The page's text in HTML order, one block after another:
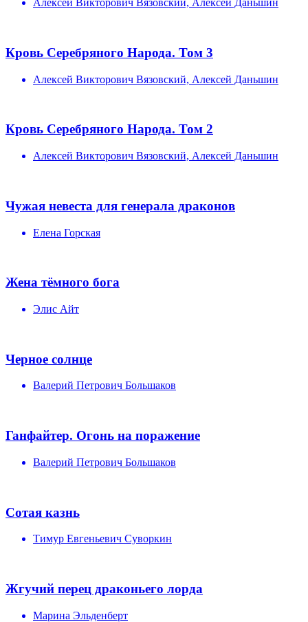
Алексей Викторович Вязовский, Алексей Даньшин
Кровь Серебряного Народа. Том 3
Алексей Викторович Вязовский, Алексей Даньшин
Кровь Серебряного Народа. Том 2
Алексей Викторович Вязовский, Алексей Даньшин
Чужая невеста для генерала драконов
Елена Горская
Жена тёмного бога
Элис Айт
Черное солнце
Валерий Петрович Большаков
Ганфайтер. Огонь на поражение
Валерий Петрович Большаков
Сотая казнь
Тимур Евгеньевич Суворкин
Жгучий перец драконьего лорда
Марина Эльденберт